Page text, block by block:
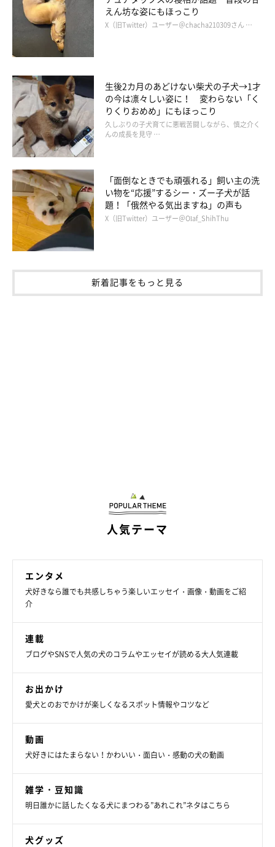
えん坊な姿にもほっこり
X（旧Twitter）ユーザー＠chacha210309さん …
生後2カ月のあどけない柴犬の子犬→1才
の今は凛々しい姿に！ 変わらない「く
りくりおめめ」にもほっこり
久しぶりの子犬育てに悪戦苦闘しながら、慎之介く
んの成長を見守 …
「面倒なときでも頑張れる」飼い主の洗
い物を“応援”するシー・ズー子犬が話
題！「俄然やる気出ますね」の声も
X（旧Twitter）ユーザー＠Olaf_ShihThu
新着記事をもっと見る
人気テーマ
エンタメ
犬好きなら誰でも共感しちゃう楽しいエッセイ・画像・動画をご紹
介
連載
ブログやSNSで人気の犬のコラムやエッセイが読める大人気連載
お出かけ
愛犬とのおでかけが楽しくなるスポット情報やコツなど
動画
犬好きにはたまらない！かわいい・面白い・感動の犬の動画
雑学・豆知識
明日誰かに話したくなる犬にまつわる”あれこれ”ネタはこちら
犬グッズ